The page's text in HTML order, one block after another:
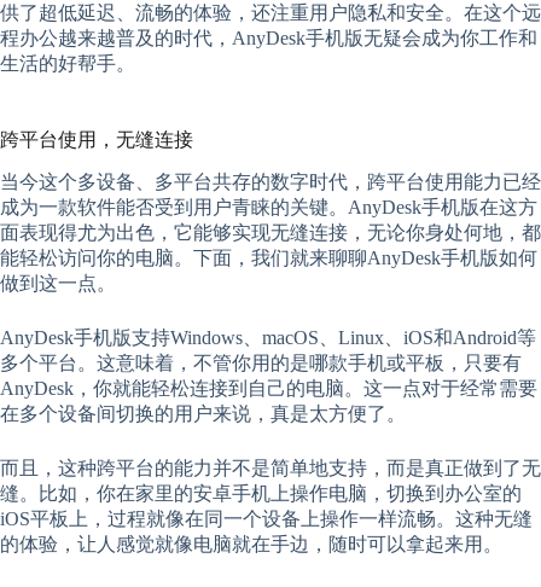
供了超低延迟、流畅的体验，还注重用户隐私和安全。在这个远
程办公越来越普及的时代，AnyDesk手机版无疑会成为你工作和
生活的好帮手。
跨平台使用，无缝连接
当今这个多设备、多平台共存的数字时代，跨平台使用能力已经
成为一款软件能否受到用户青睐的关键。AnyDesk手机版在这方
面表现得尤为出色，它能够实现无缝连接，无论你身处何地，都
能轻松访问你的电脑。下面，我们就来聊聊AnyDesk手机版如何
做到这一点。
AnyDesk手机版支持Windows、macOS、Linux、iOS和Android等
多个平台。这意味着，不管你用的是哪款手机或平板，只要有
AnyDesk，你就能轻松连接到自己的电脑。这一点对于经常需要
在多个设备间切换的用户来说，真是太方便了。
而且，这种跨平台的能力并不是简单地支持，而是真正做到了无
缝。比如，你在家里的安卓手机上操作电脑，切换到办公室的
iOS平板上，过程就像在同一个设备上操作一样流畅。这种无缝
的体验，让人感觉就像电脑就在手边，随时可以拿起来用。